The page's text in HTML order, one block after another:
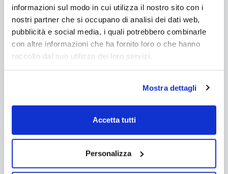
informazioni sul modo in cui utilizza il nostro sito con i
nostri partner che si occupano di analisi dei dati web,
pubblicità e social media, i quali potrebbero combinarle
con altre informazioni che ha fornito loro o che hanno
raccolto dal suo utilizzo dei loro servizi.
Mostra dettagli
Accetta tutti
Personalizza
Prodotto novità
da €3.148,00
Mostra:
16